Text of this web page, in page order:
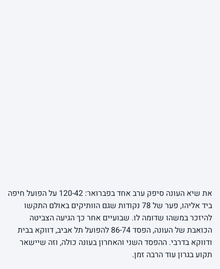
את שיא העונה סיפק ערב אחד בפברואר: 120-42 על הפועל חיפה
ביד אליהו, פער של 78 נקודות שגם הוותיקים באולם התקשו
להיזכר במשהו שדומה לו. שבועיים אחר כך הגיעה הצביטה
הכואבת של העונה, הפסד 86-74 להפועל תל אביב, דווקא בבית
ודווקא בדרבי. ההפסד השני והאחרון בעונה כולה, וזה שיישאר
תקוע בגרון עוד הרבה זמן.